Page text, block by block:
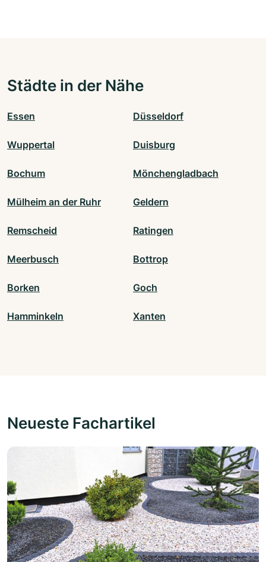
Städte in der Nähe
Essen Düsseldorf
Wuppertal Duisburg
Bochum Mönchengladbach
Mülheim an der Ruhr Geldern
Remscheid Ratingen
Meerbusch Bottrop
Borken Goch
Hamminkeln Xanten
Neueste Fachartikel